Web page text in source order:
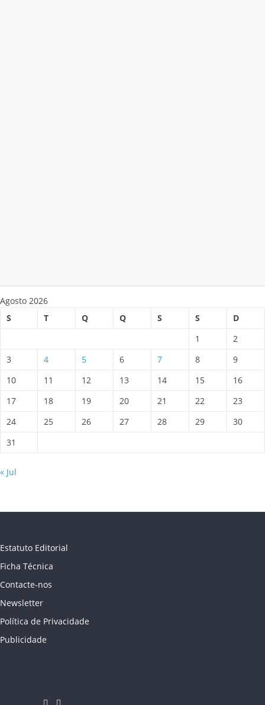
Agosto 2026
S
T Q Q S S
D
1
2
3
4 5 6 7 8
9
10
11 12 13 14 15
16
17
18 19 20 21 22
23
24
25 26 27 28 29
30
31
« Jul
Estatuto Editorial
Ficha Técnica
Contacte-nos
Newsletter
Política de Privacidade
Publicidade